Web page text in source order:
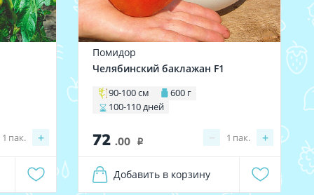
+
1 пак.
Помидор
Челябинский баклажан F1
90-100 см
600 г
100-110 дней
72 .00 i − +
1 пак.
Добавить в корзину